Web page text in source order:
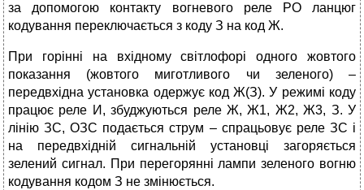
за допомогою контакту вогневого реле РО ланцюг
кодування переключається з коду З на код Ж.
При горінні на вхідному світлофорі одного жовтого
показання (жовтого миготливого чи зеленого) –
передвхідна установка одержує код Ж(З). У режимі коду
працює реле И, збуджуються реле Ж, Ж1, Ж2, Ж3, З. У
лінію ЗС, ОЗС подається струм – спрацьовує реле ЗС і
на передвхідній сигнальній установці загоряється
зелений сигнал. При перегорянні лампи зеленого вогню
кодування кодом З не змінюється.